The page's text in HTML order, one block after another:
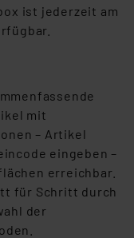
ist jederzeit am
mit
– Artikel
eingeben –
erreichbar.
für Schritt durch
der